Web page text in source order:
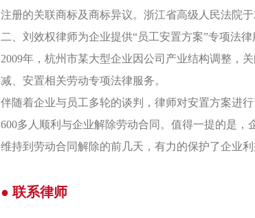
注册的关联商标及商标异议。浙江省高级人民法院
二、刘效权律师为企业提供“员工安置方案”专项法律
2009年，杭州市某大型企业因公司产业结构调整，
减、安置相关劳动专项法律服务。
伴随着企业与员工多轮的谈判，律师对安置方案进
600多人顺利与企业解除劳动合同。值得一提的是
维持到劳动合同解除的前几天，有力的保护了企业
● 联系律师